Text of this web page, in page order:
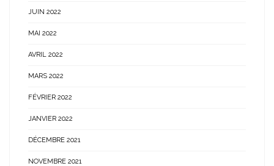
JUIN 2022
MAI 2022
AVRIL 2022
MARS 2022
FÉVRIER 2022
JANVIER 2022
DÉCEMBRE 2021
NOVEMBRE 2021